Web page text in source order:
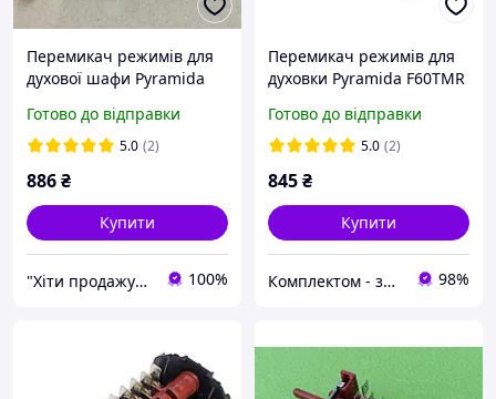
Перемикач режимів для
духової шафи Pyramida
Готово до відправки
5.0 (2)
886₴
Купити
"Хіти продажу" запчастини для побутової техніки 100%
Перемикач режимів для
духовки Pyramida F60TMR
Alone
Готово до відправки
5.0 (2)
845₴
Купити
Комплектом - запчастини для побутової техніки 98%